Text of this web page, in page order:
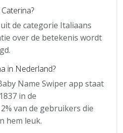
de categorie Italiaans
over de betekenis wordt
in Nederland?
Name Swiper app staat
in de
van de gebruikers die
hem leuk.